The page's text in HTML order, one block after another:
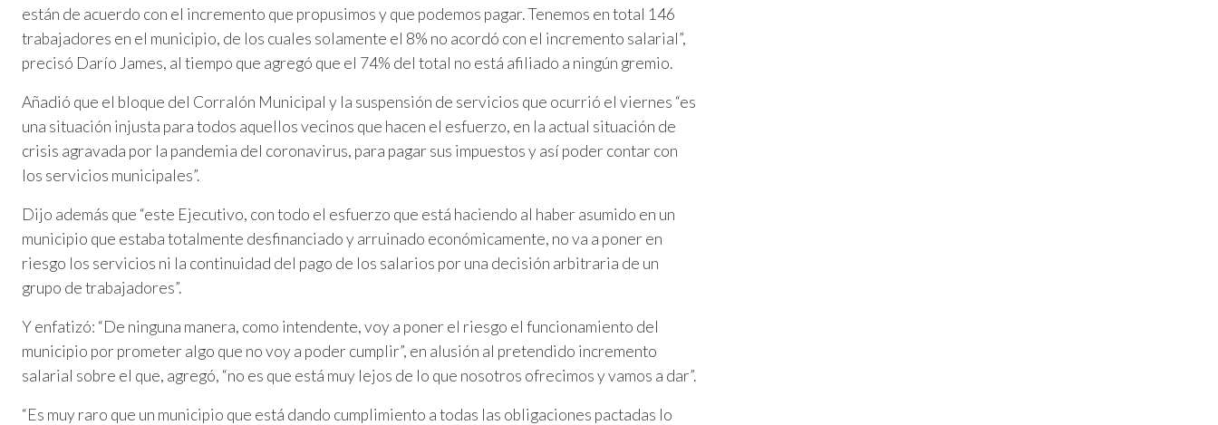
están de acuerdo con el incremento que propusimos y que podemos pagar. Tenemos en total 146
trabajadores en el municipio, de los cuales solamente el 8% no acordó con el incremento salarial”,
precisó Darío James, al tiempo que agregó que el 74% del total no está afiliado a ningún gremio.
Añadió que el bloque del Corralón Municipal y la suspensión de servicios que ocurrió el viernes “es
una situación injusta para todos aquellos vecinos que hacen el esfuerzo, en la actual situación de
crisis agravada por la pandemia del coronavirus, para pagar sus impuestos y así poder contar con
los servicios municipales”.
Dijo además que “este Ejecutivo, con todo el esfuerzo que está haciendo al haber asumido en un
municipio que estaba totalmente desfinanciado y arruinado económicamente, no va a poner en
riesgo los servicios ni la continuidad del pago de los salarios por una decisión arbitraria de un
grupo de trabajadores”.
Y enfatizó: “De ninguna manera, como intendente, voy a poner el riesgo el funcionamiento del
municipio por prometer algo que no voy a poder cumplir”, en alusión al pretendido incremento
salarial sobre el que, agregó, “no es que está muy lejos de lo que nosotros ofrecimos y vamos a dar”.
“Es muy raro que un municipio que está dando cumplimiento a todas las obligaciones pactadas lo